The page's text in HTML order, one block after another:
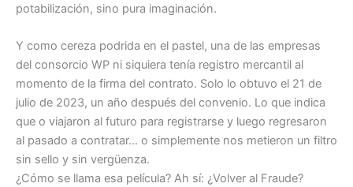
potabilización, sino pura imaginación.
Y como cereza podrida en el pastel, una de las empresas
del consorcio WP ni siquiera tenía registro mercantil al
momento de la firma del contrato. Solo lo obtuvo el 21 de
julio de 2023, un año después del convenio. Lo que indica
que o viajaron al futuro para registrarse y luego regresaron
al pasado a contratar… o simplemente nos metieron un filtro
sin sello y sin vergüenza.
¿Cómo se llama esa película? Ah sí: ¿Volver al Fraude?